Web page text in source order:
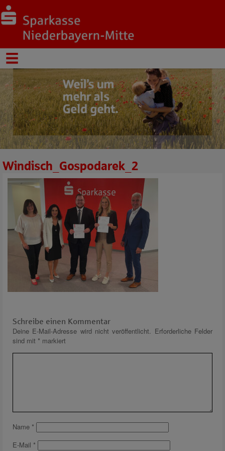
Windisch_Gospodarek_2
Schreibe einen Kommentar
Deine E-Mail-Adresse wird nicht veröffentlicht. Erforderliche Felder
sind mit * markiert
Name *
E-Mail *